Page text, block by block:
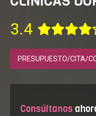
3.4
PRESUPUESTO/CITA/
Consúltanos